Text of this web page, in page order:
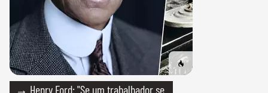
→ Henry Ford: "Se um trabalhador se